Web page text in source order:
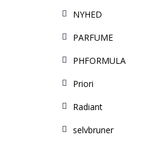
NYHED
PARFUME
PHFORMULA
Priori
Radiant
selvbruner